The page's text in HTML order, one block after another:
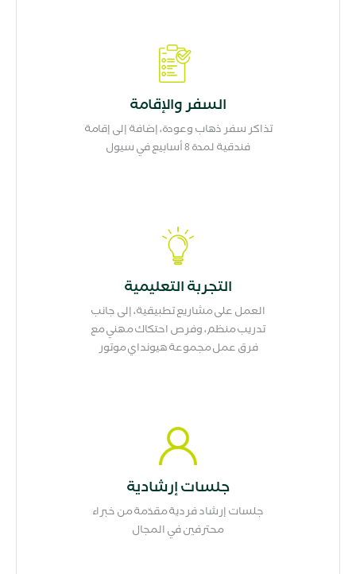
السفر والإقامة
تذاكر سفر ذهاب وعودة، إضافة إلى إقامة
فندقية لمدة 8 أسابيع في سيول
التجربة التعليمية
العمل على مشاريع تطبيقية، إلى جانب
تدريب منظم، وفرص احتكاك مهني مع
فرق عمل مجموعة هيونداي موتور
جلسات إرشادية
جلسات إرشاد فردية مقدّمة من خبراء
محترفين في المجال